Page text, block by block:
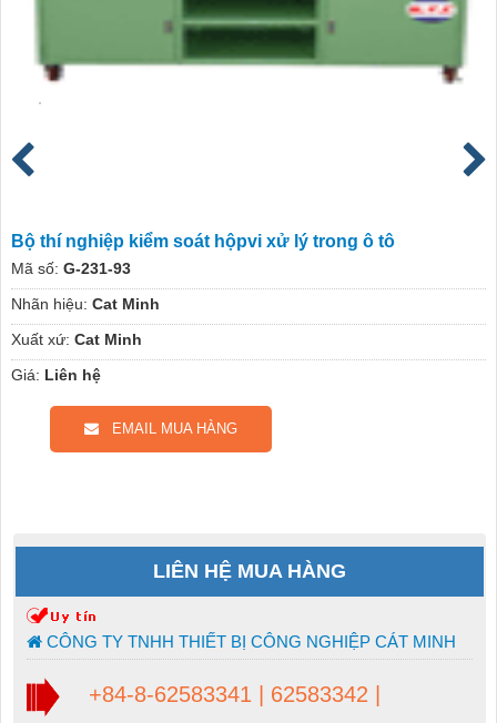
Bộ thí nghiệp kiểm soát hộpvi xử lý trong ô tô
Mã số: G-231-93
Nhãn hiệu: Cat Minh
Xuất xứ: Cat Minh
Giá: Liên hệ
EMAIL MUA HÀNG
LIÊN HỆ MUA HÀNG
CÔNG TY TNHH THIẾT BỊ CÔNG NGHIỆP CÁT MINH
+84-8-62583341 | 62583342 |